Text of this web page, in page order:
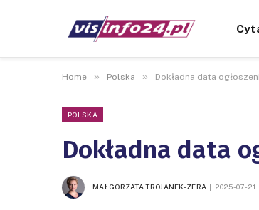
Home » Polska » Dokładna data
POLSKA
Dokładna data
MAŁGORZATA TROJANEK-ZERA 2025-07-21